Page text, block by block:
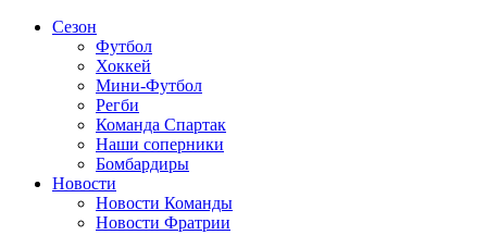
Сезон
Футбол
Хоккей
Мини-Футбол
Регби
Команда Спартак
Наши соперники
Бомбардиры
Новости
Новости Команды
Новости Фратрии